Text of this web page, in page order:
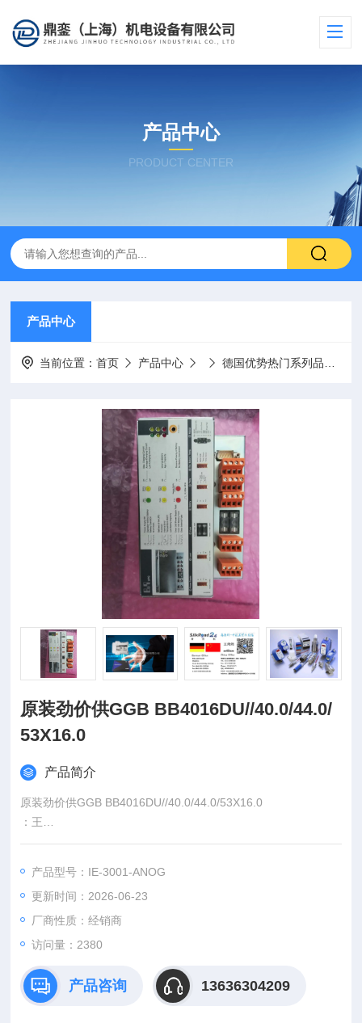
产品中心
PRODUCT CENTER
产品中心
当前位置：首页 产品中心 德国优势热门系列品牌
原装劲价供GGB BB4016DU//40.0/44.0/
53X16.0
产品简介
原装劲价供GGB BB4016DU//40.0/44.0/53X16.0
：王
：www@
产品型号：IE-3001-ANOG
更新时间：2026-06-23
厂商性质：经销商
访问量：2380
产品咨询 13636304209